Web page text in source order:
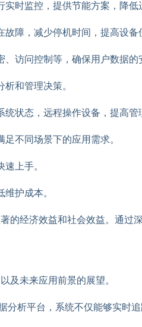
时监控，提供节能方案，降低
障，减少停机时间，提高设备
访问控制等，确保用户数据的
和管理决策。
状态，远程操作设备，提高管
不同场景下的应用需求。
上手。
护成本。
经济效益和社会效益。通过
及未来应用前景的展望。
析平台，系统不仅能够实时